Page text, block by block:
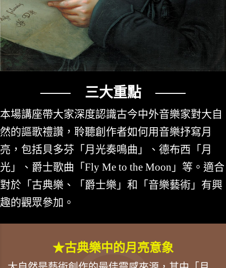
─── 三大重點 ───
本場講座帶大家深度認識古今中外音樂家對大自
然的謳歌禮讚，聆聽創作者如何用音樂抒寫月
亮，包括貝多芬「月光奏鳴曲」、德布西「月
光」、爵士歌曲「Fly Me to the Moon」等。適合
對於「古典樂、「爵士樂」和「音樂藝術」有興
趣的觀眾參加。
★古典樂中的月亮意象